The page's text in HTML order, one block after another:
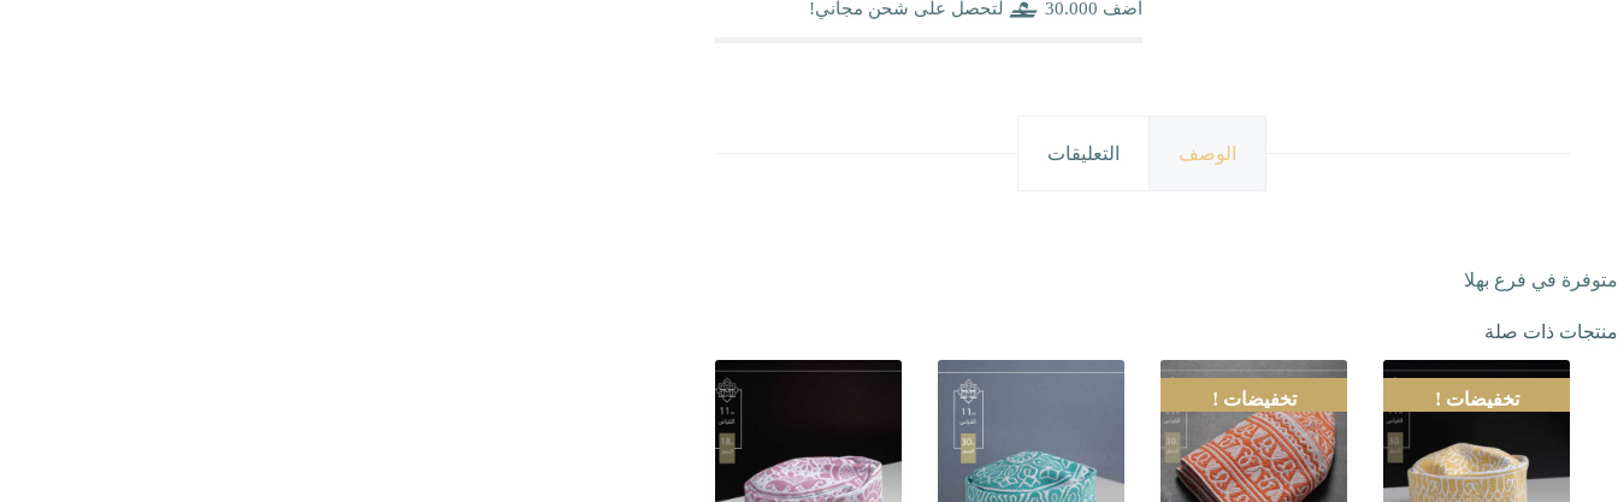
أضف 30.000 لتحصل على شحن مجاني!
الوصف التعليقات
متوفرة في فرع بهلا
منتجات ذات صلة
تخفيضات ! تخفيضات !